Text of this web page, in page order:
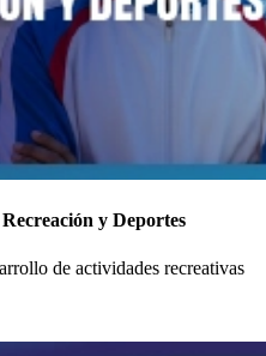
y Deportes
de actividades recreativas